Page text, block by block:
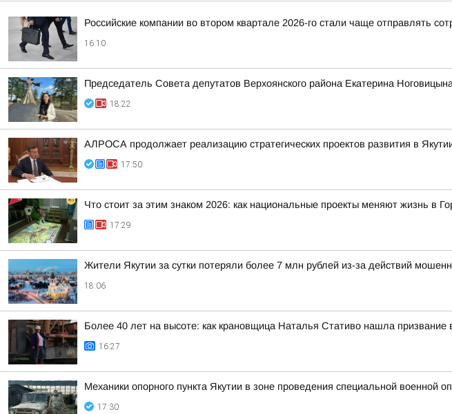
Российские компании во втором квартале 2026-го стали чаще отправлять
16:10
Председатель Совета депутатов Верхоянского района Екатерина
18:22
АЛРОСА продолжает реализацию стратегических проектов развития в
17:50
Что стоит за этим знаком 2026: как национальные проекты меняют жизнь в
17:29
Жители Якутии за сутки потеряли более 7 млн рублей из-за действий
18:06
Более 40 лет на высоте: как крановщица Наталья Стативо нашла призвание
16:27
Механики опорного пункта Якутии в зоне проведения специальной военной
17:30